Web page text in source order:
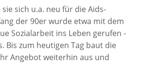
sich u.a. neu für die Aids-
der 90er wurde etwa mit dem
Sozialarbeit ins Leben gerufen -
Bis zum heutigen Tag baut die
Angebot weiterhin aus und